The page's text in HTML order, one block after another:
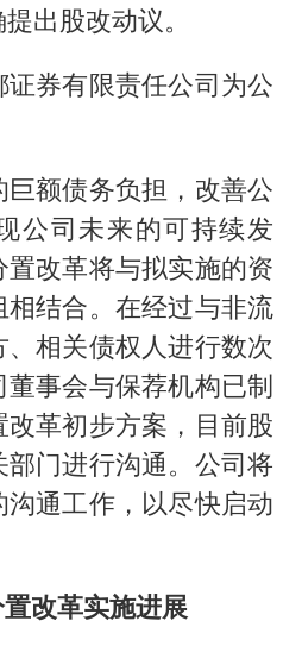
出股改动议。
券有限责任公司为公
额债务负担，改善公
公司未来的可持续发
改革将与拟实施的资
结合。在经过与非流
相关债权人进行数次
事会与保荐机构已制
革初步方案，目前股
门进行沟通。公司将
通工作，以尽快启动
改革实施进展